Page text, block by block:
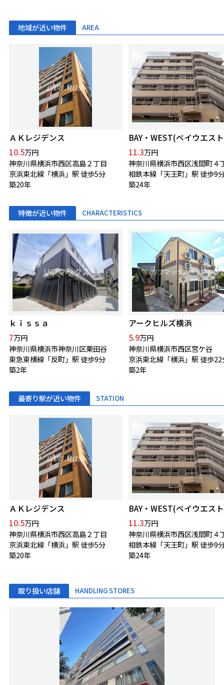
地域が近い物件 AREA
ＡＫレジデンス
10.5万円
神奈川県横浜市西区高島２丁目
京浜東北線「横浜」駅 徒歩5分
築20年
BAY・WEST(ベイウエス
11.3万円
神奈川県横浜市西区浅間町４
相鉄本線「天王町」駅 徒歩9
築24年
特徴が近い物件 CHARACTERISTICS
ｋｉｓｓａ
7万円
神奈川県横浜市神奈川区栗田谷
東急東横線「反町」駅 徒歩9分
築2年
アークヒルズ横浜
5.9万円
神奈川県横浜市西区宮ケ谷
京浜東北線「横浜」駅 徒歩22
築2年
最寄り駅が近い物件 STATION
ＡＫレジデンス
10.5万円
神奈川県横浜市西区高島２丁目
京浜東北線「横浜」駅 徒歩5分
築20年
BAY・WEST(ベイウエス
11.3万円
神奈川県横浜市西区浅間町４
相鉄本線「天王町」駅 徒歩9
築24年
取り扱い店舗 HANDLING STORES